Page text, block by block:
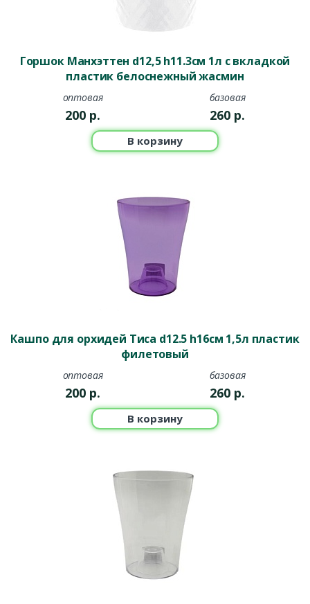
Горшок Манхэттен d12,5 h11.3см 1л с вкладкой
пластик белоснежный жасмин
оптовая
200 р.
базовая
260 р.
В корзину
Кашпо для орхидей Тиса d12.5 h16см 1,5л пластик
филетовый
оптовая
200 р.
базовая
260 р.
В корзину